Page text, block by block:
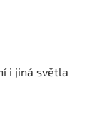
i jiná světla